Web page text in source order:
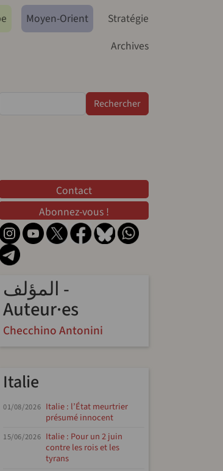
Moyen-Orient
Stratégie
Archives
Contact
Abonnez-vous !
المؤلف -
Auteur·es
Checchino Antonini
Italie
01/08/2026 Italie : l’État meurtrier
présumé innocent
15/06/2026 Italie : Pour un 2 juin
contre les rois et les
tyrans